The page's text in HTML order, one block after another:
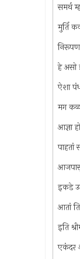
समर्थ
मुर्ति
हे असो
ऐशा
मग
आज्ञा
पाहतां
इकडे
आतां
इति
एकंदर